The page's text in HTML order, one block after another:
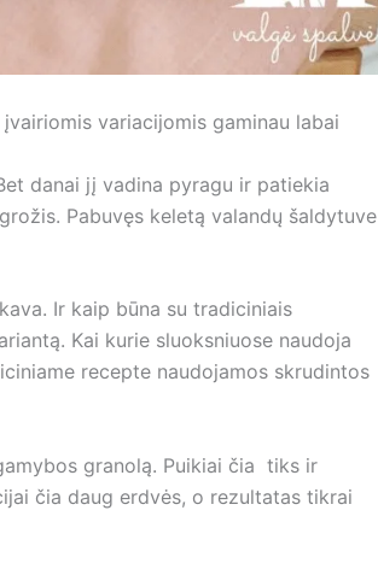
variacijomis gaminau labai
danai jį vadina pyragu ir patiekia
Pabuvęs keletą valandų šaldytuve
Ir kaip būna su tradiciniais
Kai kurie sluoksniuose naudoja
recepte naudojamos skrudintos
granolą. Puikiai čia tiks ir
čia daug erdvės, o rezultatas tikrai